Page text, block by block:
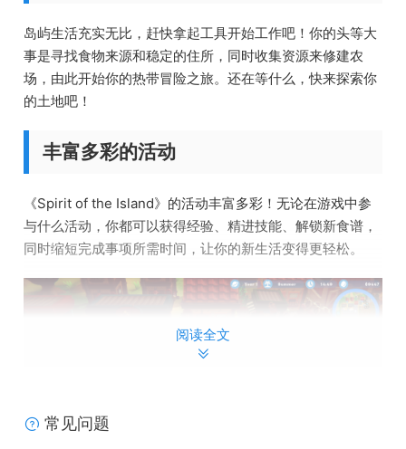
岛屿生活充实无比，赶快拿起工具开始工作吧！你的头等大
事是寻找食物来源和稳定的住所，同时收集资源来修建农
场，由此开始你的热带冒险之旅。还在等什么，快来探索你
的土地吧！
丰富多彩的活动
《Spirit of the Island》的活动丰富多彩！无论在游戏中参
与什么活动，你都可以获得经验、精进技能、解锁新食谱，
同时缩短完成事项所需时间，让你的新生活变得更轻松。
阅读全文
常见问题